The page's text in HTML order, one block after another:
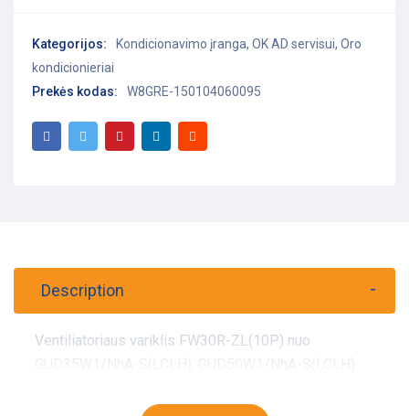
Kategorijos: Kondicionavimo įranga, OK AD servisui, Oro
kondicionieriai
Prekės kodas:
W8GRE-150104060095
Description
Ventiliatoriaus variklis FW30R-ZL(10P) nuo